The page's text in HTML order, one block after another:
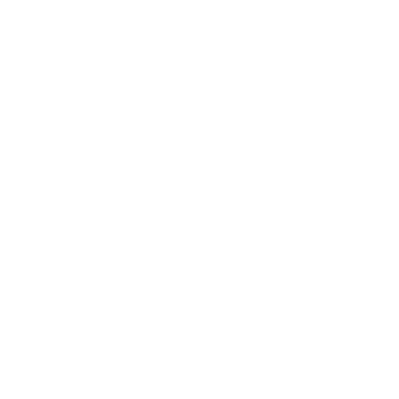
Es erfolgt eine
vereinbar ist, auf derselben
der personenbezogenen
Es erfolgt eine
vereinbar ist, auf derselben
der personenbezogenen
Es erfolgt eine
vereinbar ist, auf derselben
der personenbezogenen